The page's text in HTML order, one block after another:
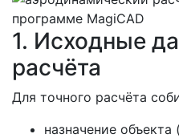
1. Исходные
расчёта
Для точного расчёта
назначение